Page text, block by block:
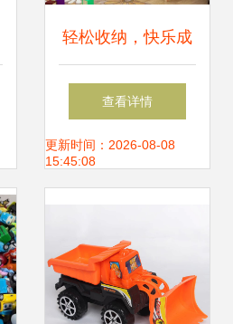
轻松收纳，快乐成
长 实木儿童玩具收
纳架的选择与推荐
查看详情
更新时间：2026-08-08
15:45:08